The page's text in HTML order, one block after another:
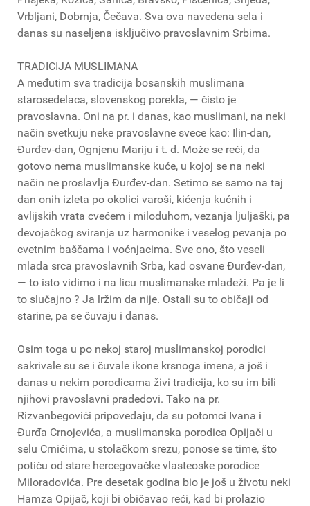
Vrbljani, Dobrnja, Čečava. Sva ova navedena sela i
danas su naseljena isključivo pravoslavnim Srbima.
TRADICIJA MUSLIMANA
A međutim sva tradicija bosanskih muslimana
starosedelaca, slovenskog porekla, — čisto je
pravoslavna. Oni na pr. i danas, kao muslimani, na neki
način svetkuju neke pravoslavne svece kao: Ilin-dan,
Đurđev-dan, Ognjenu Mariju i t. d. Može se reći, da
gotovo nema muslimanske kuće, u kojoj se na neki
način ne proslavlja Đurđev-dan. Setimo se samo na taj
dan onih izleta po okolici varoši, kićenja kućnih i
avlijskih vrata cvećem i miloduhom, vezanja ljuljaški, pa
devojačkog sviranja uz harmonike i veselog pevanja po
cvetnim baščama i voćnjacima. Sve ono, što veseli
mlada srca pravoslavnih Srba, kad osvane Đurđev-dan,
— to isto vidimo i na licu muslimanske mladeži. Pa je li
to slučajno ? Ja lržim da nije. Ostali su to običaji od
starine, pa se čuvaju i danas.
Osim toga u po nekoj staroj muslimanskoj porodici
sakrivale su se i čuvale ikone krsnoga imena, a još i
danas u nekim porodicama živi tradicija, ko su im bili
njihovi pravoslavni pradedovi. Tako na pr.
Rizvanbegovići pripovedaju, da su potomci Ivana i
Đurđa Crnojevića, a muslimanska porodica Opijači u
selu Crnićima, u stolačkom srezu, ponose se time, što
potiču od stare hercegovačke vlasteoske porodice
Miloradovića. Pre desetak godina bio je još u životu neki
Hamza Opijač, koji bi običavao reći, kad bi prolazio